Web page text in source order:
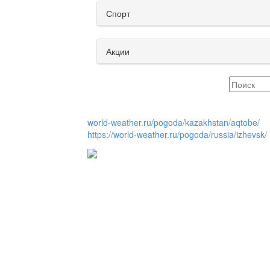
Спорт
Акции
world-weather.ru/pogoda/kazakhstan/aqtobe/
https://world-weather.ru/pogoda/russia/izhevsk/